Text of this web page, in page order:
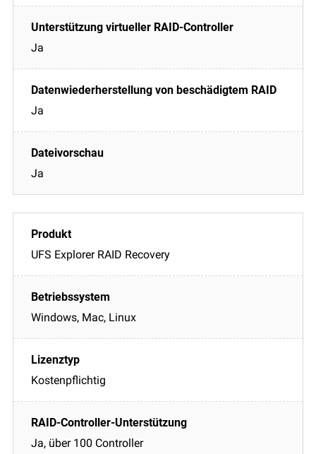
Ja
Ja
Ja
UFS Explorer RAID Recovery
Windows, Mac, Linux
Kostenpflichtig
Ja, über 100 Controller